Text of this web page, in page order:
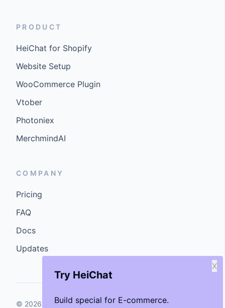
Try HeiChat
Build special for E-commerce.
X
PRODUCT
HeiChat for Shopify
Website Setup
WooCommerce Plugin
Vtober
Photoniex
MerchmindAI
COMPANY
Pricing
FAQ
Docs
Updates
© 2026 GenCybers Inc. All rights reserved.